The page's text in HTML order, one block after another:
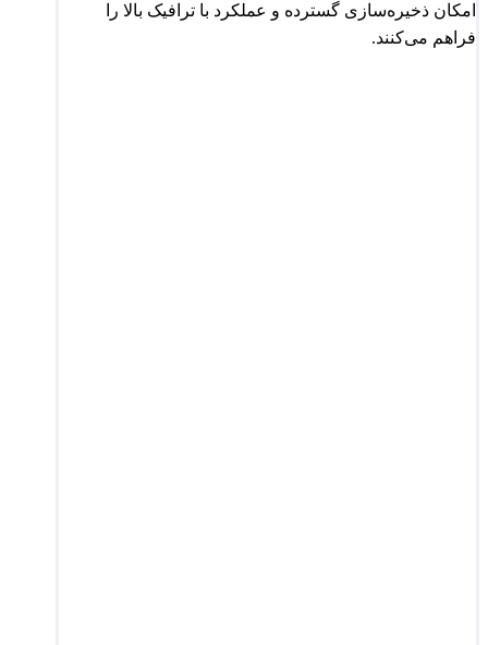
امکان ذخیره‌سازی گسترده و عملکرد با ترافیک بالا را
فراهم می‌کنند.